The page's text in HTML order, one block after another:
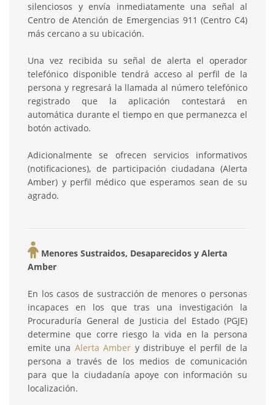
silenciosos y envía inmediatamente una señal al
Centro de Atención de Emergencias 911 (Centro C4)
más cercano a su ubicación.
Una vez recibida su señal de alerta el operador
telefónico disponible tendrá acceso al perfil de la
persona y regresará la llamada al número telefónico
registrado que la aplicación contestará en
automática durante el tiempo en que permanezca el
botón activado.
Adicionalmente se ofrecen servicios informativos
(notificaciones), de participación ciudadana (Alerta
Amber) y perfil médico que esperamos sean de su
agrado.
Menores Sustraidos, Desaparecidos y Alerta
Amber
En los casos de sustracción de menores o personas
incapaces en los que tras una investigación la
Procuraduría General de Justicia del Estado (PGJE)
determine que corre riesgo la vida en la persona
emite una Alerta Amber y distribuye el perfil de la
persona a través de los medios de comunicación
para que la ciudadanía apoye con información su
localización.